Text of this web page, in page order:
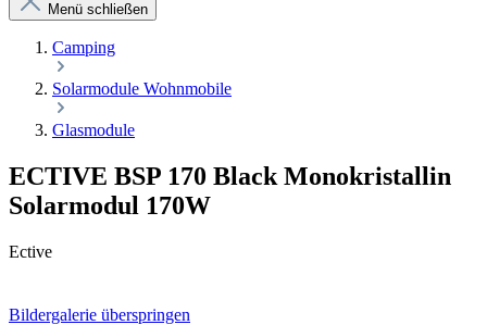
Menü schließen
Camping
Solarmodule Wohnmobile
Glasmodule
ECTIVE BSP 170 Black Monokristallin
Solarmodul 170W
Ective
Bildergalerie überspringen